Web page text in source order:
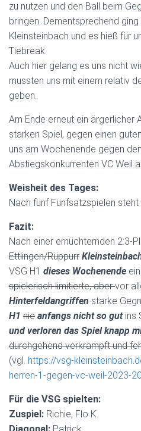
zu nutzen und den Ball beim
bringen. Dementsprechend
Kleinsteinbach und es hieß für
Tiebreak.
Auch hier gelang es uns nicht
mussten uns mit einem relativ
geben.
Am Ende erneut ein ärgerlicher
starken Spiel, gegen einen
uns am Wochenende gegen
Abstiegskonkurrenten VC Weil
Weisheit des Tages:
Nach fünf Fünfsatzspielen steht
Fazit:
Nach einer ernüchternden 2:3-
Ettlingen/Rüppurr
VSG H1 dieses Wochenende
spielerisch limitierte, abervor
Hinterfeldangriffen starke
H1 nie anfangs nicht so gut ins
und verloren das Spiel knapp
durchgehend verkrampft und
(vgl. https://vsg-
herren-1-gegen-vc-weil-2023-
Für die VSG spielten:
Zuspiel: Richie, Flo K.